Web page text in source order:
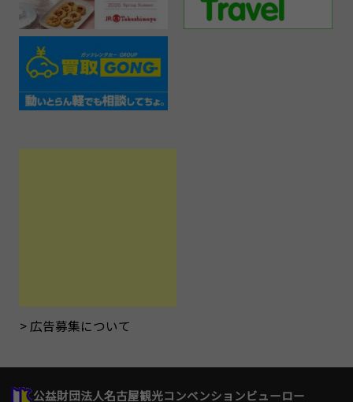
広告募集について
公益財団法人名古屋観光コンベンションビューロー